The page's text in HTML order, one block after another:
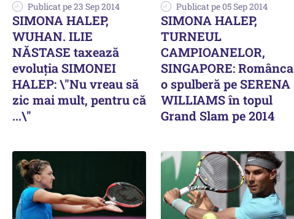
Publicat pe 23 Sep 2014
SIMONA HALEP,
WUHAN. ILIE
NĂSTASE taxează
evoluția SIMONEI
HALEP: \"Nu vreau să
zic mai mult, pentru că
...\"
Publicat pe 05 Sep 2014
SIMONA HALEP,
TURNEUL
CAMPIOANELOR,
SINGAPORE: Românca
o spulberă pe SERENA
WILLIAMS în topul
Grand Slam pe 2014